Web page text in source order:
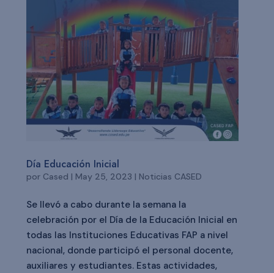
Día Educación Inicial
por Cased | May 25, 2023 | Noticias CASED
Se llevó a cabo durante la semana la
celebración por el Día de la Educación Inicial en
todas las Instituciones Educativas FAP a nivel
nacional, donde participó el personal docente,
auxiliares y estudiantes. Estas actividades,